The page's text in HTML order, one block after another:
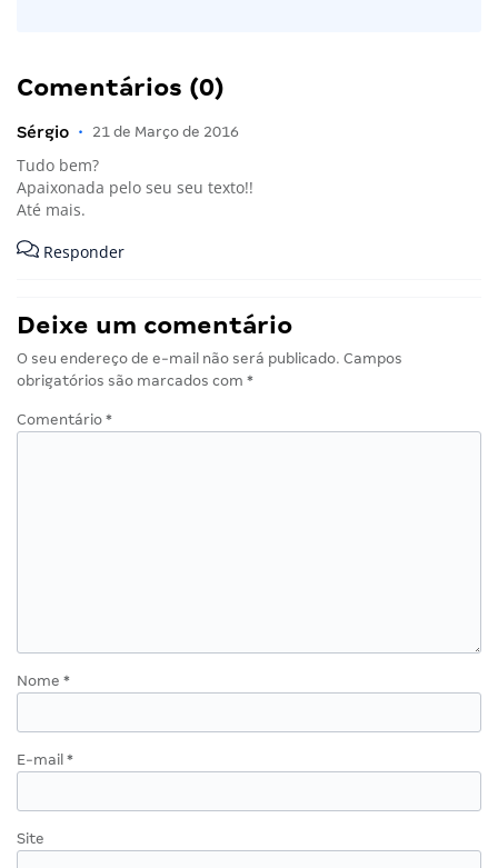
Comentários (0)
Sérgio • 21 de Março de 2016
Tudo bem?
Apaixonada pelo seu seu texto!!
Até mais.
Responder
Deixe um comentário
O seu endereço de e-mail não será publicado. Campos
obrigatórios são marcados com *
Comentário *
Nome *
E-mail *
Site